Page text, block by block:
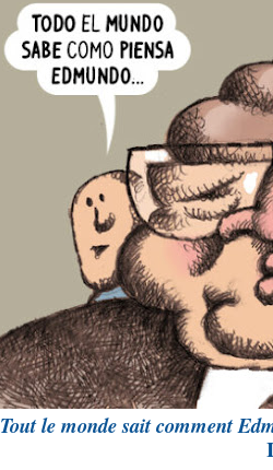
Tout le monde sait comment